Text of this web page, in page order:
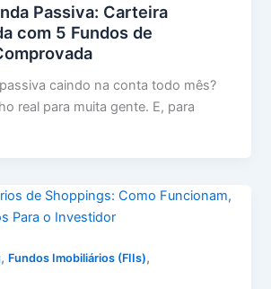
Passiva: Carteira
com 5 Fundos de
caindo na conta todo mês?
real para muita gente. E, para
, Fundos Imobiliários (FIIs),